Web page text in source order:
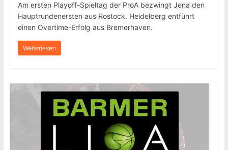
Am ersten Playoff-Spieltag der ProA bezwingt Jena den
Hauptrundenersten aus Rostock. Heidelberg entführt
einen Overtime-Erfolg aus Bremerhaven.
Weiterlesen